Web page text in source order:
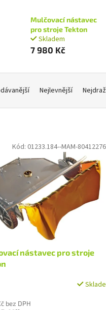
Mulčovací nástavec
pro stroje Tekton
Skladem
7 980 Kč
Nejlevnější
nástavec pro stroje
bez DPH
Kód: 01233.184--MAM-